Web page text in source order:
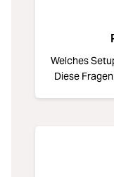
Welches
Diese